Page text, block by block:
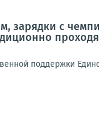
зарядки с
поддержки